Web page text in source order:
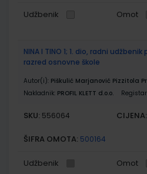
Udžbenik Omot
NINA I TINO 1; 1. dio, radni
razred osnovne škole
Autor(i): Piškulić Marjanović Pizzitola
Nakladnik: PROFIL KLETT d.o.o.
SKU: 556064 CIJENA:
ŠIFRA OMOTA: 500164
Udžbenik Omot